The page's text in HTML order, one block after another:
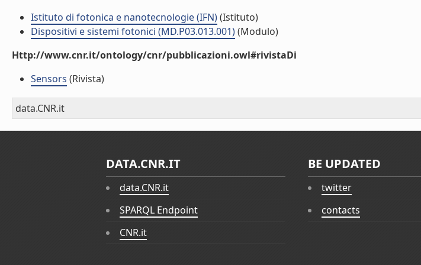
Istituto di fotonica e nanotecnologie (IFN)(Istituto)
Dispositivi e sistemi fotonici (MD.P03.013.001)(Modulo)
Http://www.cnr.it/ontology/cnr/pubblicazioni.owl#rivistaDi
Sensors (Rivista)
data.CNR.it
DATA.CNR.IT
data.CNR.it
SPARQL Endpoint
CNR.it
BE UPDATED
twitter
contacts